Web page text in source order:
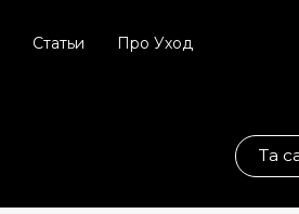
Статьи Про Уход
Та самая соц.